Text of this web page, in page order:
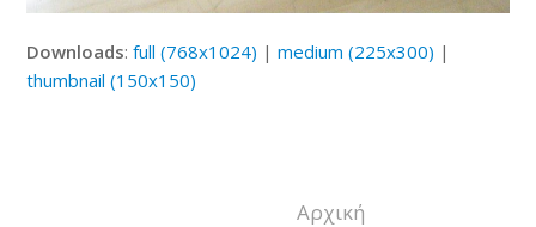
Downloads:full (768x1024) |medium (225x300) |
thumbnail (150x150)
Αρχική